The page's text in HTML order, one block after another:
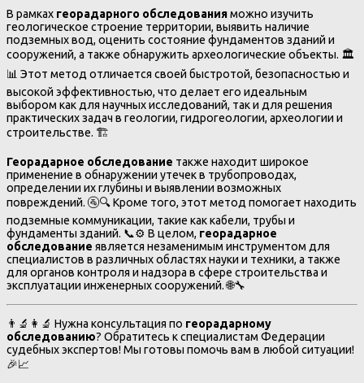
В рамках георадарного обследованияможно изучить
геологическое строение территории, выявить наличие
подземных вод, оценить состояние фундаментов зданий и
сооружений, а также обнаружить археологические объекты. 🏛️
📊 Этот метод отличается своей быстротой, безопасностью и
высокой эффективностью, что делает его идеальным
выбором как для научных исследований, так и для решения
практических задач в геологии, гидрогеологии, археологии и
строительстве. 🏗️
Георадарное обследование также находит широкое
применение в обнаружении утечек в трубопроводах,
определении их глубины и выявлении возможных
повреждений. 🚰🔍 Кроме того, этот метод помогает находить
подземные коммуникации, такие как кабели, трубы и
фундаменты зданий. 📞⚙️ В целом, георадарное
обследование является незаменимым инструментом для
специалистов в различных областях науки и техники, а также
для органов контроля и надзора в сфере строительства и
эксплуатации инженерных сооружений. 🌐🔧
👨‍🔬👩‍🔬 Нужна консультация по георадарному
обследованию? Обратитесь к специалистам Федерации
судебных экспертов! Мы готовы помочь вам в любой ситуации!
🎉📈